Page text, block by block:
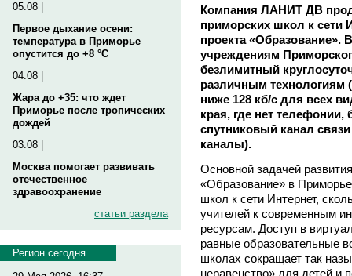
05.08 |
Первое дыхание осени:
температура в Приморье
опустится до +8 °C
04.08 |
Жара до +35: что ждет
Приморье после тропических
дождей
03.08 |
Москва помогает развивать
отечественное
здравоохранение
статьи раздела
Регион сегодня
Компания ЛАНИТ ДВ
приморских школ к сети
проекта «Образование».
учреждениям
безлимитный
различным технологиям
ниже 128 кб/с для всех
края, где нет телефонии,
спутниковый канал
каналы).
Основной задачей
«Образование» в
школ к сети Интернет,
учителей к современным
ресурсам. Доступ в
равные образовательные
школах сокращает так
неравенство» для детей и